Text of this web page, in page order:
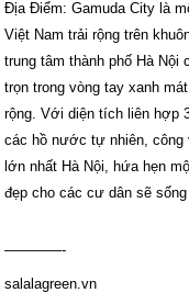
Địa Điểm: Gamuda City là
Việt Nam trải rộng trên
trung tâm thành phố Hà
trọn trong vòng tay xanh
rộng. Với diện tích liên hợp
các hồ nước tự nhiên, công
lớn nhất Hà Nội, hứa hẹn
đẹp cho các cư dân sẽ
————-
salalagreen.vn